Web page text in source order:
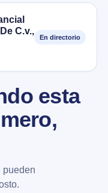
C.v.,
En directorio
esta
pueden